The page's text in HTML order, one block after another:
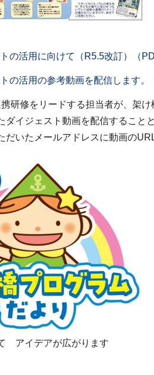
の活用に向けて（R5.5改訂）（
の活用の参考動画を配信します。
研修をリードする担当者が、架
ダイジェスト動画を配信すること
だいたメールアドレスに動画の
アイデアが広がります